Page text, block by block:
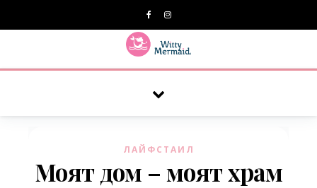
ЛАЙФСТАИЛ
Моят дом – моят храм